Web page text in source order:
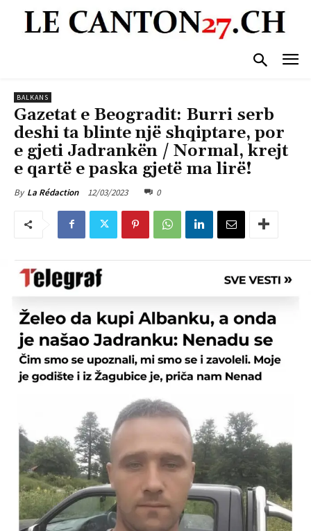
BALKANS
Gazetat e Beogradit: Burri serb
deshi ta blinte një shqiptare, por
e gjeti Jadrankën / Normal, krejt
e qartë e paska gjetë ma lirë!
By La Rédaction 12/03/2023 0